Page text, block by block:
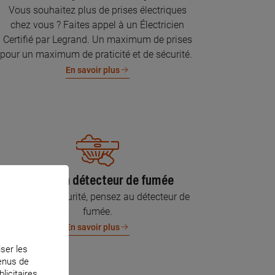
Vous souhaitez plus de prises électriques
chez vous ? Faites appel à un Électricien
Certifié par Legrand. Un maximum de prises
pour un maximum de praticité et de sécurité.
En savoir plus
Pose d’un détecteur de fumée
Pour votre sécurité, pensez au détecteur de
fumée.
En savoir plus
les
de